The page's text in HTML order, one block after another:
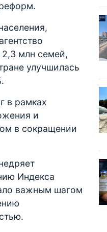
2,3 млн семей,
улучшилась
в рамках
и
в сокращении
Индекса
важным шагом